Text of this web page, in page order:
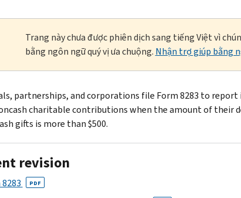
Trang này chưa được phiên dịch sang tiếng Việt vì
bằng ngôn ngữ quý vị ưa chuộng. Nhận trợ giúp bằng
partnerships, and corporations file Form 8283 to
charitable contributions when the amount of their
gifts is more than $500.
revision
PDF